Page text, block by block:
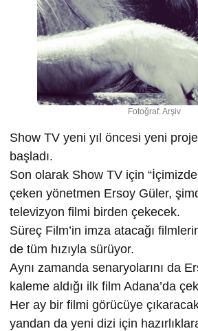
Fotoğraf: Arşiv
Show TV yeni yıl öncesi yeni
başladı.
Son olarak Show TV için
çeken yönetmen Ersoy Güler,
televizyon filmi birden çekecek.
Süreç Film’in imza atacağı
de tüm hızıyla sürüyor.
Aynı zamanda senaryolarını da
kaleme aldığı ilk film Adana’da
Her ay bir filmi görücüye
yandan da yeni dizi için